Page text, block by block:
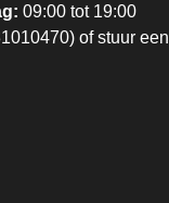
09:00 tot 19:00
of stuur een